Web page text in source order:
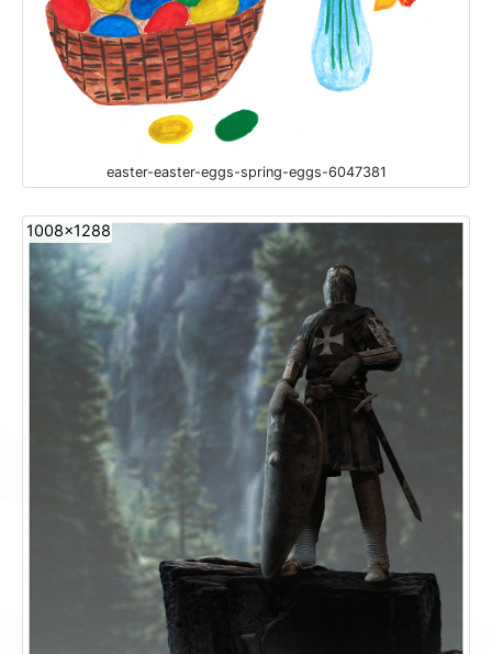
easter-easter-eggs-spring-eggs-6047381
1008x1288